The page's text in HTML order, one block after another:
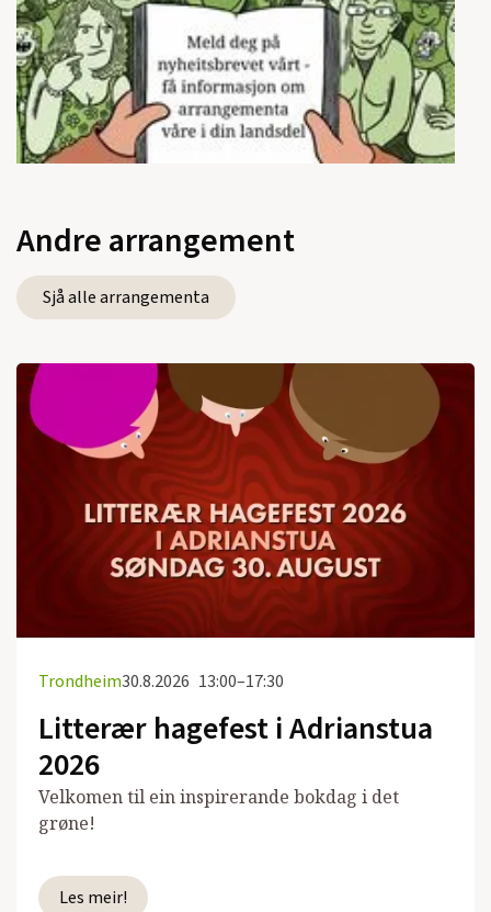
Andre arrangement
Sjå alle arrangementa
Trondheim30.8.2026 13:00–17:30
Litterær hagefest i Adrianstua
2026
Velkomen til ein inspirerande bokdag i det
grøne!
Les meir!